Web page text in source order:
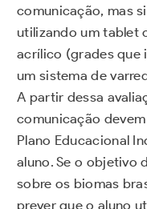
comunicação, mas
utilizando um tablet
acrílico (grades que
um sistema de
A partir dessa
comunicação
Plano Educacional
aluno. Se o objetivo
sobre os biomas
prever que o aluno